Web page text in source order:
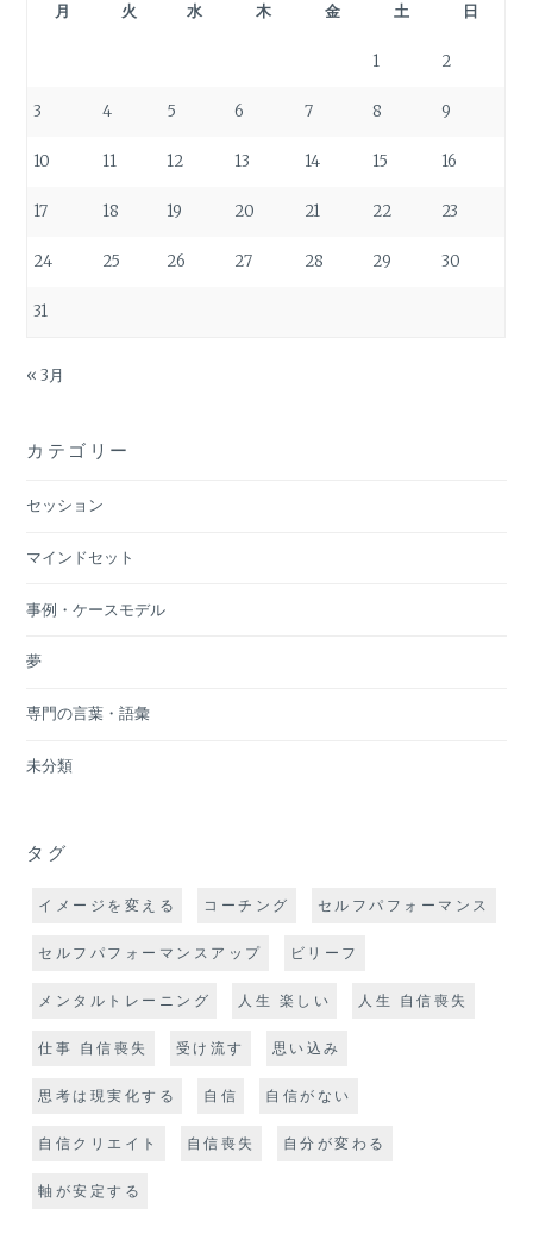
月 火 水 木 金 土 日
1 2
3 4 5 6 7 8 9
10 11 12 13 14 15 16
17 18 19 20 21 22 23
24 25 26 27 28 29 30
31
« 3月
カテゴリー
セッション
マインドセット
事例・ケースモデル
夢
専門の言葉・語彙
未分類
タグ
イメージを変える コーチング セルフパフォーマンス
セルフパフォーマンスアップ ビリーフ
メンタルトレーニング 人生 楽しい 人生 自信喪失
仕事 自信喪失 受け流す 思い込み
思考は現実化する 自信 自信がない
自信クリエイト 自信喪失 自分が変わる
軸が安定する